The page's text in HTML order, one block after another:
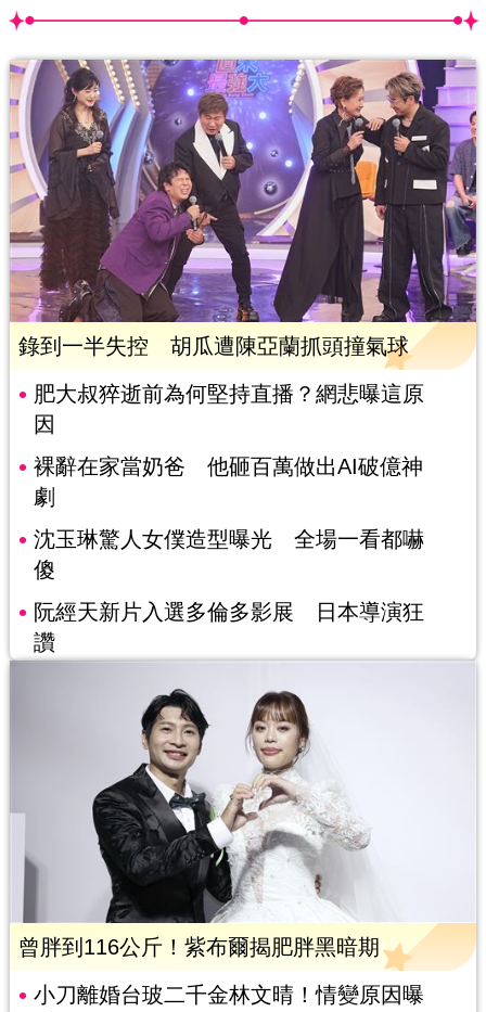
錄到一半失控 胡瓜遭陳亞蘭抓頭撞氣球
肥大叔猝逝前為何堅持直播？網悲曝這原
因
裸辭在家當奶爸 他砸百萬做出AI破億神
劇
沈玉琳驚人女僕造型曝光 全場一看都嚇
傻
阮經天新片入選多倫多影展 日本導演狂
讚
曾胖到116公斤！紫布爾揭肥胖黑暗期
小刀離婚台玻二千金林文晴！情變原因曝